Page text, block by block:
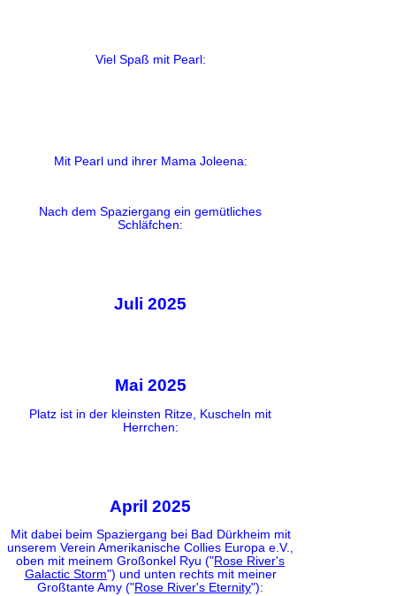
Viel Spaß mit Pearl:
Mit Pearl und ihrer Mama Joleena:
Nach dem Spaziergang ein gemütliches
Schläfchen:
Juli 2025
Mai 2025
Platz ist in der kleinsten Ritze, Kuscheln mit
Herrchen:
April 2025
Mit dabei beim Spaziergang bei Bad Dürkheim mit
unserem Verein Amerikanische Collies Europa e.V.,
oben mit meinem Großonkel Ryu ("Rose River's
Galactic Storm") und unten rechts mit meiner
Großtante Amy ("Rose River's Eternity"):